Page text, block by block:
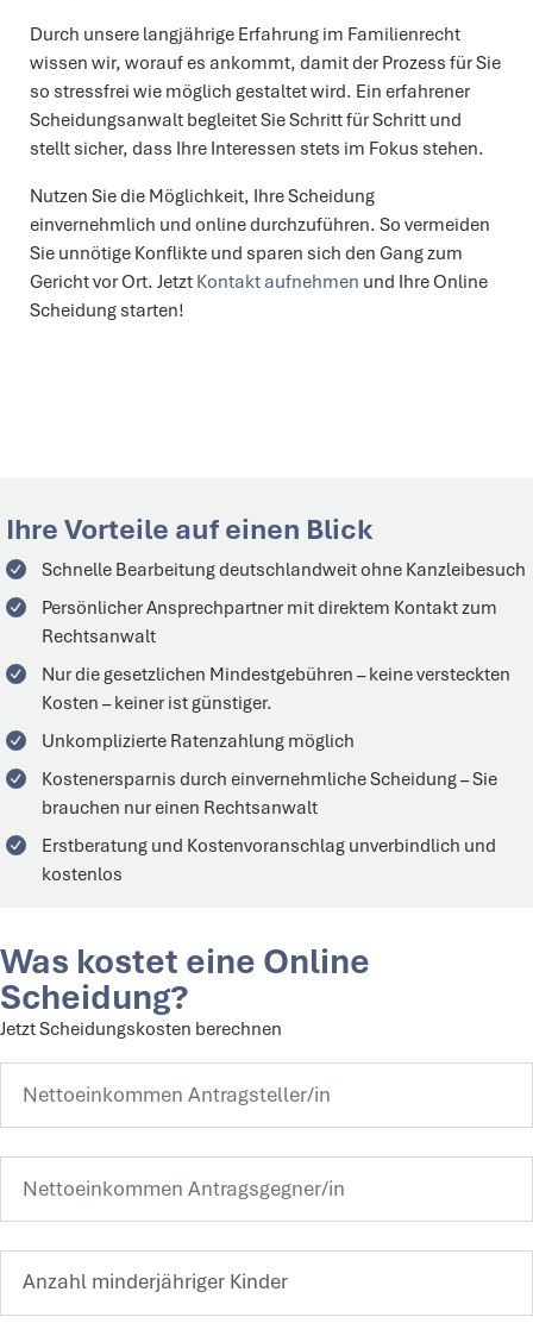
Durch unsere langjährige Erfahrung im Familienrecht
wissen wir, worauf es ankommt, damit der Prozess für Sie
so stressfrei wie möglich gestaltet wird. Ein erfahrener
Scheidungsanwalt begleitet Sie Schritt für Schritt und
stellt sicher, dass Ihre Interessen stets im Fokus stehen.
Nutzen Sie die Möglichkeit, Ihre Scheidung
einvernehmlich und online durchzuführen. So vermeiden
Sie unnötige Konflikte und sparen sich den Gang zum
Gericht vor Ort. Jetzt Kontakt aufnehmen und Ihre Online
Scheidung starten!
Ihre Vorteile auf einen Blick
Schnelle Bearbeitungdeutschlandweitohne Kanzleibesuch
PersönlicherAnsprechpartner mit direktem Kontakt zum
Rechtsanwalt
Nur die gesetzlichen Mindestgebühren – keine versteckten
Kosten –keiner istgünstiger.
Unkomplizierte Ratenzahlung möglich
Kostenersparnis durch einvernehmliche Scheidung – Sie
brauchen nur einen Rechtsanwalt
Erstberatung und Kostenvoranschlag unverbindlich und
kostenlos
Was kostet eine Online
Scheidung?
Jetzt Scheidungskosten berechnen